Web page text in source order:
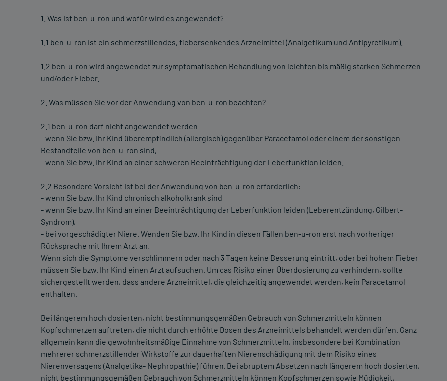
1. Was ist ben-u-ron und wofür wird es angewendet?
1.1 ben-u-ron ist ein schmerzstillendes, fiebersenkendes Arzneimittel (Analgetikum und Antipyretikum).
1.2 ben-u-ron wird angewendet zur symptomatischen Behandlung von leichten bis mäßig starken Schmerzen
und/oder Fieber.
2. Was müssen Sie vor der Anwendung von ben-u-ron beachten?
2.1 ben-u-ron darf nicht angewendet werden
- wenn Sie bzw. Ihr Kind überempfindlich (allergisch) gegenüber Paracetamol oder einem der sonstigen
Bestandteile von ben-u-ron sind,
- wenn Sie bzw. Ihr Kind an einer schweren Beeinträchtigung der Leberfunktion leiden.
2.2 Besondere Vorsicht ist bei der Anwendung von ben-u-ron erforderlich:
- wenn Sie bzw. Ihr Kind chronisch alkoholkrank sind,
- wenn Sie bzw. Ihr Kind an einer Beeinträchtigung der Leberfunktion leiden (Leberentzündung, Gilbert-
Syndrom),
- bei vorgeschädigter Niere. Wenden Sie bzw. Ihr Kind in diesen Fällen ben-u-ron erst nach vorheriger
Rücksprache mit Ihrem Arzt an.
Wenn sich die Symptome verschlimmern oder nach 3 Tagen keine Besserung eintritt, oder bei hohem Fieber
müssen Sie bzw. Ihr Kind einen Arzt aufsuchen. Um das Risiko einer Überdosierung zu verhindern, sollte
sichergestellt werden, dass andere Arzneimittel, die gleichzeitig angewendet werden, kein Paracetamol
enthalten.
Bei längerem hoch dosierten, nicht bestimmungsgemäßen Gebrauch von Schmerzmitteln können
Kopfschmerzen auftreten, die nicht durch erhöhte Dosen des Arzneimittels behandelt werden dürfen. Ganz
allgemein kann die gewohnheitsmäßige Einnahme von Schmerzmitteln, insbesondere bei Kombination
mehrerer schmerzstillender Wirkstoffe zur dauerhaften Nierenschädigung mit dem Risiko eines
Nierenversagens (Analgetika- Nephropathie) führen. Bei abruptem Absetzen nach längerem hoch dosierten,
nicht bestimmungsgemäßen Gebrauch von Schmerzmitteln können Kopfschmerzen sowie Müdigkeit,